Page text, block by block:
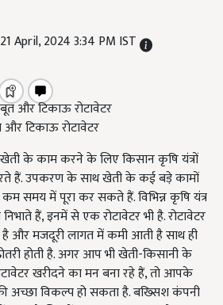
April, 2024 3:34 PM IST
टिकाऊ रोटावेटर
खेती के काम करने के लिए किसान कृषि यंत्रों
हैं. उपकरण के साथ खेती के कई बड़े कामों
समय में पूरा कर सकते हैं. विभिन्न कृषि यंत्र
हैं, इनमें से एक रोटावेटर भी है. रोटावेटर
और मजदूरी लागत में कमी आती है साथ ही
होती है. अगर आप भी खेती-किसानी के
खरीदने का मन बना रहे हैं, तो आपके
अच्छा विकल्प हो सकता है. बख्सिश कंपनी